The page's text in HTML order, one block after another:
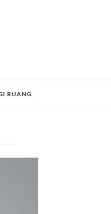
RUANG